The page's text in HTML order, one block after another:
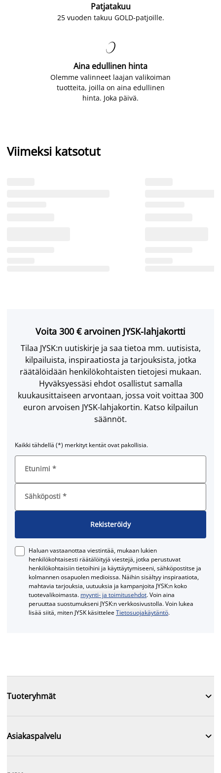
Patjatakuu
25 vuoden takuu GOLD-patjoille.

Aina edullinen hinta
Olemme valinneet laajan valikoiman
tuotteita, joilla on aina edullinen
hinta. Joka päivä.
Viimeksi katsotut
Voita 300 € arvoinen JYSK-lahjakortti
Tilaa JYSK:n uutiskirje ja saa tietoa mm. uutisista,
kilpailuista, inspiraatiosta ja tarjouksista, jotka
räätälöidään henkilökohtaisten tietojesi mukaan.
Hyväksyessäsi ehdot osallistut samalla
kuukausittaiseen arvontaan, jossa voit voittaa 300
euron arvoisen JYSK-lahjakortin. Katso kilpailun
säännöt.
Kaikki tähdellä (*) merkityt kentät ovat pakollisia.
Etunimi *
Sähköposti *
Rekisteröidy
Haluan vastaanottaa viestintää, mukaan lukien
henkilökohtaisesti räätälöityjä viestejä, jotka perustuvat
henkilökohtaisiin tietoihini ja käyttäytymiseeni, sähköpostitse ja
kolmannen osapuolen medioissa. Näihin sisältyy inspiraatiota,
mahtavia tarjouksia, uutuuksia ja kampanjoita JYSK:n koko
tuotevalikoimasta. myynti- ja toimitusehdot. Voin aina
peruuttaa suostumukseni JYSK:n verkkosivustolla. Voin lukea
lisää siitä, miten JYSK käsitteleeTietosuojakäytäntö.
Tuoteryhmät 
Asiakaspalvelu 